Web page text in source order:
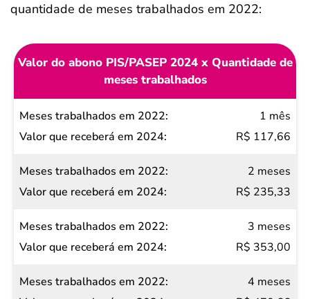
quantidade de meses trabalhados em 2022:
Valor do abono PIS/PASEP 2024 x Quantidade de
meses trabalhados
Meses
trabalhados
Valor
que
receberá
em 2024
1 mês
R$ 117,66
2 meses
R$ 235,33
3 meses
R$ 353,00
4 meses